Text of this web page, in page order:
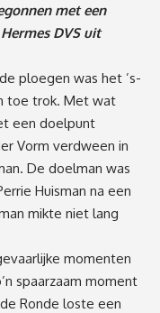
met een
DVS uit
ploegen was het ’s-
toe trok. Met wat
een doelpunt
Vorm verdween in
De doelman was
Huisman na een
mikte niet lang
momenten
spaarzaam moment
Ronde loste een